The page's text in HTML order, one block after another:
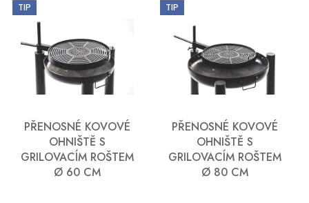
TIP
PŘENOSNÉ KOVOVÉ
OHNIŠTĚ S
GRILOVACÍM ROŠTEM
Ø 60 CM
TIP
PŘENOSNÉ KOVOVÉ
OHNIŠTĚ S
GRILOVACÍM ROŠTEM
Ø 80 CM